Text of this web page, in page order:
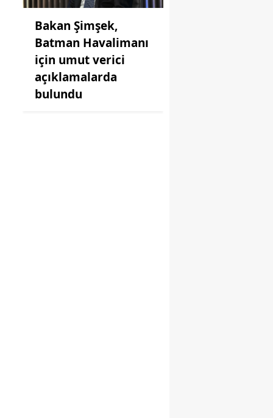
Bakan Şimşek,
Batman Havalimanı
için umut verici
açıklamalarda
bulundu